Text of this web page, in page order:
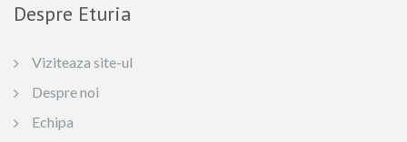
Despre Eturia
Viziteaza site-ul
Despre noi
Echipa